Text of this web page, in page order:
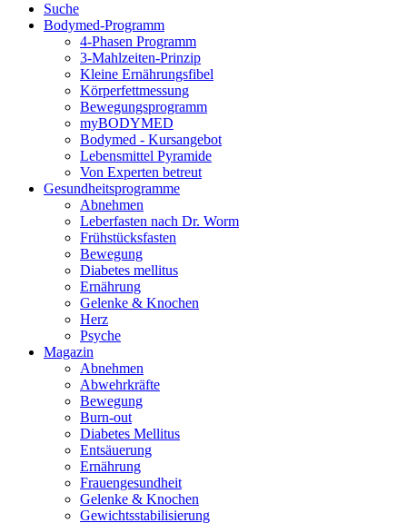
Suche
Bodymed-Programm
4-Phasen Programm
3-Mahlzeiten-Prinzip
Kleine Ernährungsfibel
Körperfettmessung
Bewegungsprogramm
myBODYMED
Bodymed - Kursangebot
Lebensmittel Pyramide
Von Experten betreut
Gesundheitsprogramme
Abnehmen
Leberfasten nach Dr. Worm
Frühstücksfasten
Bewegung
Diabetes mellitus
Ernährung
Gelenke & Knochen
Herz
Psyche
Magazin
Abnehmen
Abwehrkräfte
Bewegung
Burn-out
Diabetes Mellitus
Entsäuerung
Ernährung
Frauengesundheit
Gelenke & Knochen
Gewichtsstabilisierung